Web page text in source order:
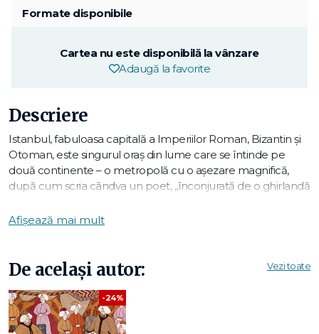
Formate disponibile
Cartea nu este disponibilă la vânzare
Adaugă la favorite
Descriere
Istanbul, fabuloasa capitală a Imperiilor Roman, Bizantin şi
Otoman, este singurul oraş din lume care se întinde pe
două continente – o metropolă cu o aşezare magnifică,
după cum scria cândva un poet, „înconjurată de o ghirlandă
cucerirea turcească din 1453. În ciuda jafurilor, revoltelor și
cutremurelor succesive, el a reușit să își păstreze atmosfera
și farmecul fără pereche. Vreme de peste 2 000 de ani,
călători au venit pe aceste meleaguri, au rămas fascinați și
au luat cu ei povești despre minunățiile și secretele lui,
Afișează mai mult
De același autor: Vezi toate
-24%